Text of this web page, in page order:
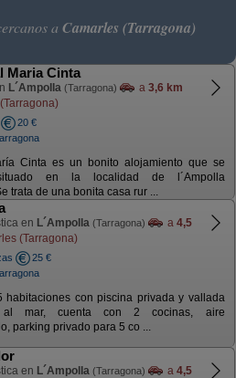
a Camarles (Tarragona)
Maria Cinta
L´Ampolla (Tarragona) a 3,6 km
20 €
Cinta es un bonito alojamiento que se
en la localidad de l´Ampolla
trata de una bonita casa rur ...
en L´Ampolla (Tarragona) a 4,5
(Tarragona)
25 €
habitaciones con piscina privada y vallada
mar, cuenta con 2 cocinas, aire
parking privado para 5 co ...
en L´Ampolla (Tarragona) a 4,5